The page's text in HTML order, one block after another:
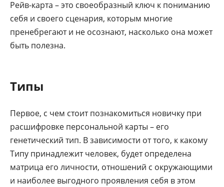
Рейв-карта – это своеобразный ключ к пониманию
себя и своего сценария, которым многие
пренебрегают и не осознают, насколько она может
быть полезна.
Типы
Первое, с чем стоит познакомиться новичку при
расшифровке персональной карты – его
генетический тип. В зависимости от того, к какому
Типу принадлежит человек, будет определена
матрица его личности, отношений с окружающими
и наиболее выгодного проявления себя в этом